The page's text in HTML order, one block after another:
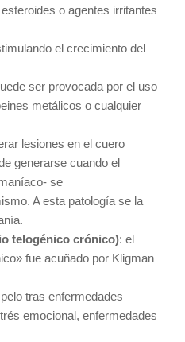
o agentes irritantes
el crecimiento del
ser provocada por el uso
metálicos o cualquier
lesiones en el cuero
generarse cuando el
se
A esta patología se la
telogénico crónico): el
fue acuñado por Kligman
tras enfermedades
emocional, enfermedades